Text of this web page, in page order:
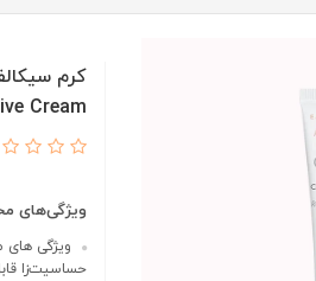
Cream
ویژگی‌های
ویژگی های
حساسیت‌زا